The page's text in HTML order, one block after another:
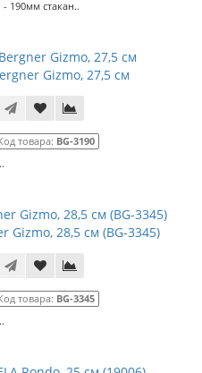
190мм стакан..
Gizmo, 27,5 см
товара: BG-3190
..
Gizmo, 28,5 см (BG-3345)
товара: BG-3345
..